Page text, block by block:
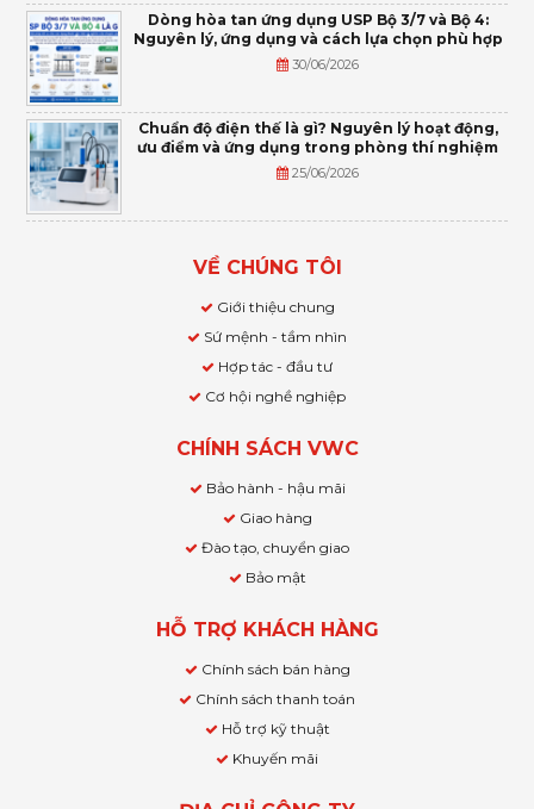
Dòng hòa tan ứng dụng USP Bộ 3/7 và Bộ 4:
Nguyên lý, ứng dụng và cách lựa chọn phù hợp
30/06/2026
Chuẩn độ điện thế là gì? Nguyên lý hoạt động,
ưu điểm và ứng dụng trong phòng thí nghiệm
25/06/2026
VỀ CHÚNG TÔI
Giới thiệu chung
Sứ mệnh - tầm nhìn
Hợp tác - đầu tư
Cơ hội nghề nghiệp
CHÍNH SÁCH VWC
Bảo hành - hậu mãi
Giao hàng
Đào tạo, chuyển giao
Bảo mật
HỖ TRỢ KHÁCH HÀNG
Chính sách bán hàng
Chính sách thanh toán
Hỗ trợ kỹ thuật
Khuyến mãi